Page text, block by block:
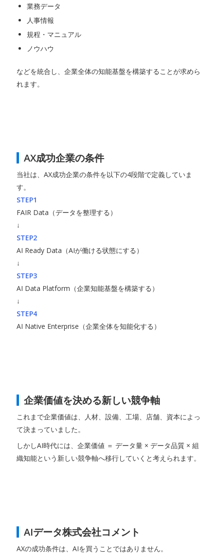
業務データ
人事情報
規程・マニュアル
ノウハウ
などを統合し、企業全体の知能基盤を構築することが求めら
れます。
AX成功企業の条件
当社は、AX成功企業の条件を以下の4段階で定義していま
す。
STEP1
FAIR Data（データを整理する）
↓
STEP2
AI Ready Data（AIが働ける状態にする）
↓
STEP3
AI Data Platform（企業知能基盤を構築する）
↓
STEP4
AI Native Enterprise（企業全体を知能化する）
企業価値を決める新しい競争軸
これまで企業価値は、人材、設備、工場、店舗、資本によっ
て決まっていました。
しかしAI時代には、企業価値 ＝ データ量 × データ品質 × 組
織知能という新しい競争軸へ移行していくと考えられます。
AIデータ株式会社コメント
AXの成功条件は、AIを買うことではありません。